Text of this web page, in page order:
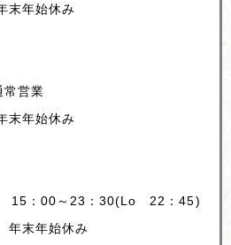
年始休み
営業
年始休み
15：00～23：30(Lo 22：45)
末年始休み